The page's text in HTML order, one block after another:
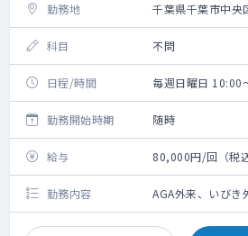
勤務地 千葉県千葉市中央
科目 不問
日程/時間 毎週日曜日 10:00
勤務開始時期 随時
給与 80,000円/回（税
勤務内容 AGA外来、いびき